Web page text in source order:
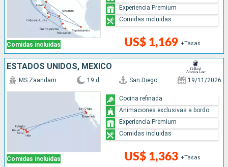
Comidas incluidas US$ 1,169 +Tasas
Experiencia Premium
Comidas incluidas
ESTADOS UNIDOS, MÉXICO
Comidas incluidas
MS Zaandam 19 d San Diego 19/11/2026
US$ 1,363 +Tasas
Cocina refinada
Animaciones exclusivas a bordo
Experiencia Premium
Comidas incluidas